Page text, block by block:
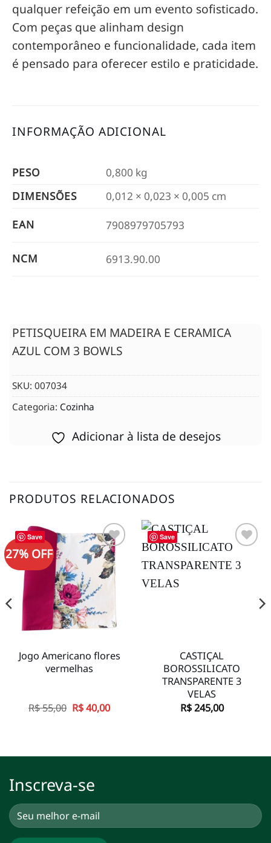
qualquer refeição em um evento sofisticado.
Com peças que alinham design
contemporâneo e funcionalidade, cada item
é pensado para oferecer estilo e praticidade.
INFORMAÇÃO ADICIONAL
PESO
0,800 kg
DIMENSÕES
0,012 × 0,023 × 0,005 cm
EAN 7908979705793
NCM 6913.90.00
PETISQUEIRA EM MADEIRA E CERAMICA
AZUL COM 3 BOWLS
SKU: 007034
Categoria: Cozinha
Adicionar à lista de desejos
PRODUTOS RELACIONADOS
Save
27% OFF
Adicionar
à lista de
desejos
Jogo Americano flores
vermelhas
R$55,00 O
preço
R$40,00O
Save
à lista de
CASTIÇAL
BOROSSILICATO
TRANSPARENTE 3
VELAS
R$245,00
Inscreva-se